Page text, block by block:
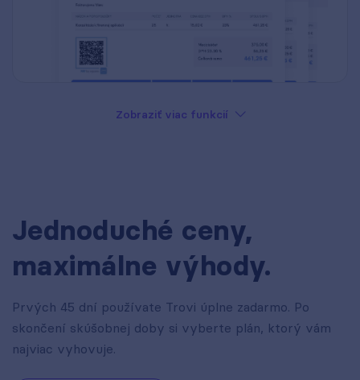
Zobraziť viac funkcií
Jednoduché ceny,
maximálne výhody.
Prvých 45 dní používate Trovi úplne zadarmo. Po
skončení skúšobnej doby si vyberte plán, ktorý vám
najviac vyhovuje.